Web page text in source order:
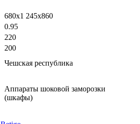
680х1 245х860
0.95
220
200
Чешская республика
Аппараты шоковой заморозки
(шкафы)